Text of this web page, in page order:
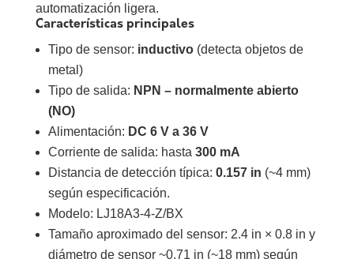
automatización ligera.
Características principales
Tipo de sensor: inductivo(detecta objetos de
metal)
Tipo de salida: NPN – normalmente abierto
(NO)
Alimentación: DC 6 V a 36 V
Corriente de salida: hasta 300 mA
Distancia de detección típica: 0.157 in (~4 mm)
según especificación.
Modelo: LJ18A3-4-Z/BX
Tamaño aproximado del sensor: 2.4 in × 0.8 in y
diámetro de sensor ~0.71 in (~18 mm) según